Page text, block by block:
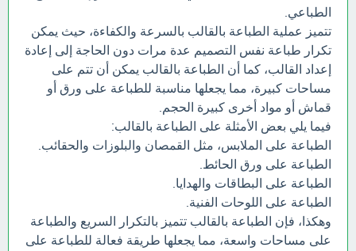
الطباعي.
تتميز عملية الطباعة بالقالب بالسرعة والكفاءة، حيث يمكن
تكرار طباعة نفس التصميم عدة مرات دون الحاجة إلى إعادة
إعداد القالب، كما أن الطباعة بالقالب يمكن أن تتم على
مساحات كبيرة، مما يجعلها مناسبة للطباعة على ورق أو
قماش أو مواد أخرى كبيرة الحجم.
فيما يلي بعض الأمثلة على الطباعة بالقالب:
الطباعة على الملابس، مثل القمصان والبلوزات والحقائب.
الطباعة على ورق الحائط.
الطباعة على البطاقات والهدايا.
الطباعة على اللوحات الفنية.
وهكذا، فإن الطباعة بالقالب تتميز بالتكرار السريع والطباعة
على مساحات واسعة، مما يجعلها طريقة فعالة للطباعة على